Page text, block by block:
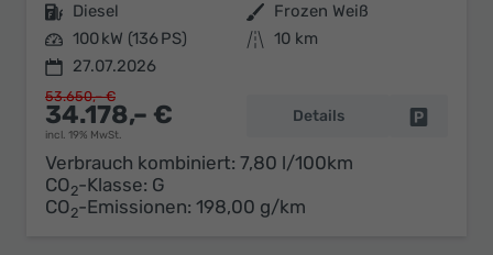
Kraftstoff Diesel Außenfarbe Frozen Weiß
Leistung 100 kW (136 PS) Kilometerstand 10 km
27.07.2026
34.178,– €
incl. 19% MwSt.
53.650,– €
Details
Verbrauch kombiniert: 7,80 l/100km
CO2-Klasse: G
CO2-Emissionen: 198,00 g/km